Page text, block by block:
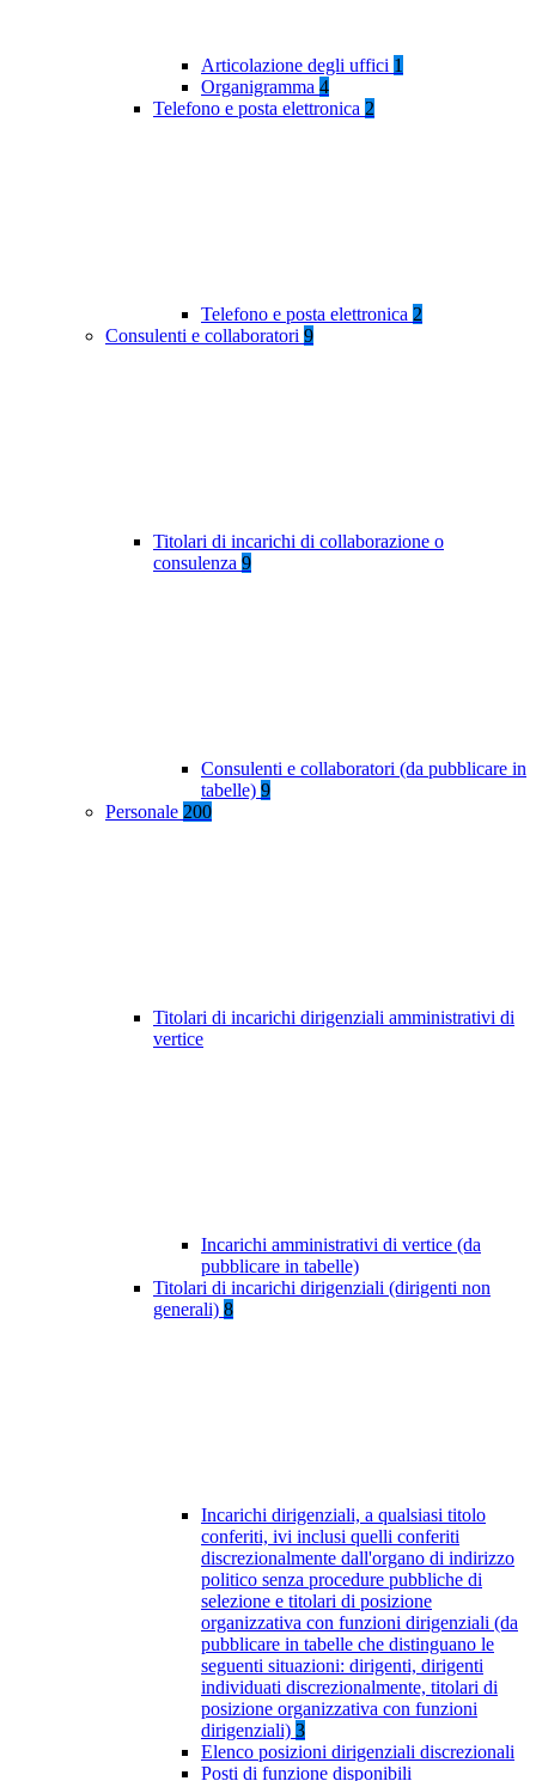
Articolazione degli uffici 1
Organigramma 4
Telefono e posta elettronica 2
Telefono e posta elettronica 2
Consulenti e collaboratori 9
Titolari di incarichi di collaborazione o
consulenza 9
Consulenti e collaboratori (da pubblicare in
tabelle) 9
Personale 200
Titolari di incarichi dirigenziali amministrativi di
vertice
Incarichi amministrativi di vertice (da
pubblicare in tabelle)
Titolari di incarichi dirigenziali (dirigenti non
generali) 8
Incarichi dirigenziali, a qualsiasi titolo
conferiti, ivi inclusi quelli conferiti
discrezionalmente dall'organo di indirizzo
politico senza procedure pubbliche di
selezione e titolari di posizione
organizzativa con funzioni dirigenziali (da
pubblicare in tabelle che distinguano le
seguenti situazioni: dirigenti, dirigenti
individuati discrezionalmente, titolari di
posizione organizzativa con funzioni
dirigenziali) 3
Elenco posizioni dirigenziali discrezionali
Posti di funzione disponibili